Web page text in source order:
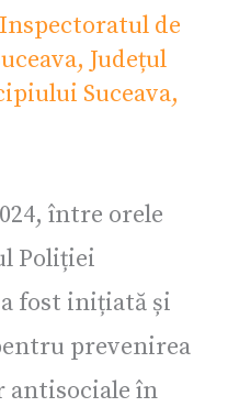
Inspectoratul de
, Județul
Suceava,
între orele
Poliției
fost inițiată și
prevenirea
antisociale în